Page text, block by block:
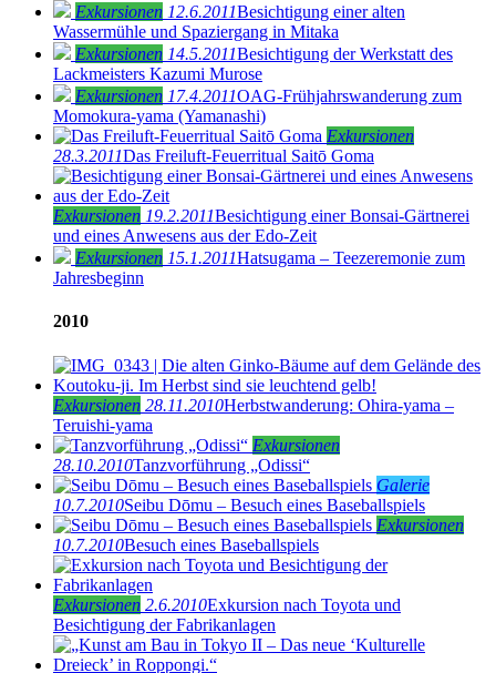
Exkursionen 12.6.2011Besichtigung einer alten
Wassermühle und Spaziergang in Mitaka
Exkursionen 14.5.2011Besichtigung der Werkstatt des
Lackmeisters Kazumi Murose
Exkursionen 17.4.2011OAG-Frühjahrswanderung zum
Momokura-yama (Yamanashi)
Exkursionen
28.3.2011Das Freiluft-Feuerritual Saitō Goma
Exkursionen 19.2.2011Besichtigung einer Bonsai-Gärtnerei
und eines Anwesens aus der Edo-Zeit
Exkursionen 15.1.2011Hatsugama – Teezeremonie zum
Jahresbeginn
2010
Exkursionen 28.11.2010Herbstwanderung: Ohira-yama –
Teruishi-yama
Exkursionen
28.10.2010Tanzvorführung „Odissi“
Galerie
10.7.2010Seibu Dōmu – Besuch eines Baseballspiels
Exkursionen
10.7.2010Besuch eines Baseballspiels
Exkursionen 2.6.2010Exkursion nach Toyota und
Besichtigung der Fabrikanlagen